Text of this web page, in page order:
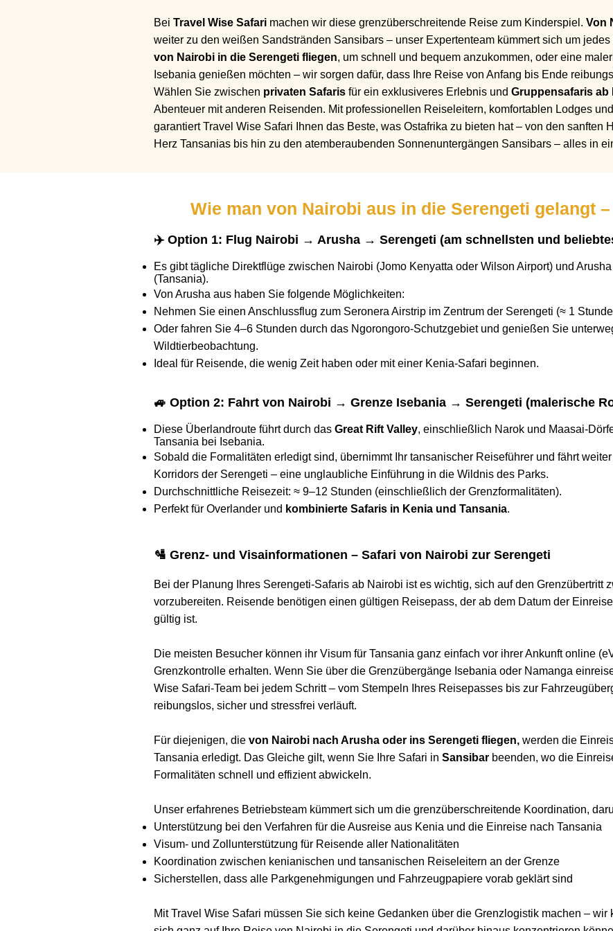
Bei Travel Wise Safari machen wir diese grenzüberschreitende Reise zum Kinderspiel. Von
weiter zu den weißen Sandstränden Sansibars – unser Expertenteam kümmert sich um
von Nairobi in die Serengeti fliegen, um schnell und bequem anzukommen, oder eine
Isebania genießen möchten – wir sorgen dafür, dass Ihre Reise von Anfang bis Ende
Wählen Sie zwischen privaten Safaris für ein exklusiveres Erlebnis und Gruppensafaris ab
Abenteuer mit anderen Reisenden. Mit professionellen Reiseleitern, komfortablen Lodges
garantiert Travel Wise Safari Ihnen das Beste, was Ostafrika zu bieten hat – von den sanften
Herz Tansanias bis hin zu den atemberaubenden Sonnenuntergängen Sansibars – alles in
Wie man von Nairobi aus in die Serengeti gelangt
✈️ Option 1: Flug Nairobi → Arusha → Serengeti (am schnellsten und
Es gibt tägliche Direktflüge zwischen Nairobi (Jomo Kenyatta oder Wilson Airport) und
(Tansania).
Von Arusha aus haben Sie folgende Möglichkeiten:
Nehmen Sie einen Anschlussflug zum Seronera Airstrip im Zentrum der Serengeti (≈ 1
Oder fahren Sie 4–6 Stunden durch das Ngorongoro-Schutzgebiet und genießen Sie
Wildtierbeobachtung.
Ideal für Reisende, die wenig Zeit haben oder mit einer Kenia-Safari beginnen.
🚙 Option 2: Fahrt von Nairobi → Grenze Isebania → Serengeti (malerische
Diese Überlandroute führt durch das Great Rift Valley, einschließlich Narok und Maasai-
Tansania bei Isebania.
Sobald die Formalitäten erledigt sind, übernimmt Ihr tansanischer Reiseführer und fährt
Korridors der Serengeti – eine unglaubliche Einführung in die Wildnis des Parks.
Durchschnittliche Reisezeit: ≈ 9–12 Stunden (einschließlich der Grenzformalitäten).
Perfekt für Overlander und kombinierte Safaris in Kenia und Tansania.
🛂 Grenz- und Visainformationen – Safari von Nairobi zur Serengeti
Bei der Planung Ihres Serengeti-Safaris ab Nairobi ist es wichtig, sich auf den Grenzübertritt
vorzubereiten. Reisende benötigen einen gültigen Reisepass, der ab dem Datum der
gültig ist.
Die meisten Besucher können ihr Visum für Tansania ganz einfach vor ihrer Ankunft online
Grenzkontrolle erhalten. Wenn Sie über die Grenzübergänge Isebania oder Namanga
Wise Safari-Team bei jedem Schritt – vom Stempeln Ihres Reisepasses bis zur
reibungslos, sicher und stressfrei verläuft.
Für diejenigen, die von Nairobi nach Arusha oder ins Serengeti fliegen, werden die
Tansania erledigt. Das Gleiche gilt, wenn Sie Ihre Safari in Sansibar beenden, wo die
Formalitäten schnell und effizient abwickeln.
Unser erfahrenes Betriebsteam kümmert sich um die grenzüberschreitende Koordination,
Unterstützung bei den Verfahren für die Ausreise aus Kenia und die Einreise nach Tansania
Visum- und Zollunterstützung für Reisende aller Nationalitäten
Koordination zwischen kenianischen und tansanischen Reiseleitern an der Grenze
Sicherstellen, dass alle Parkgenehmigungen und Fahrzeugpapiere vorab geklärt sind
Mit Travel Wise Safari müssen Sie sich keine Gedanken über die Grenzlogistik machen –